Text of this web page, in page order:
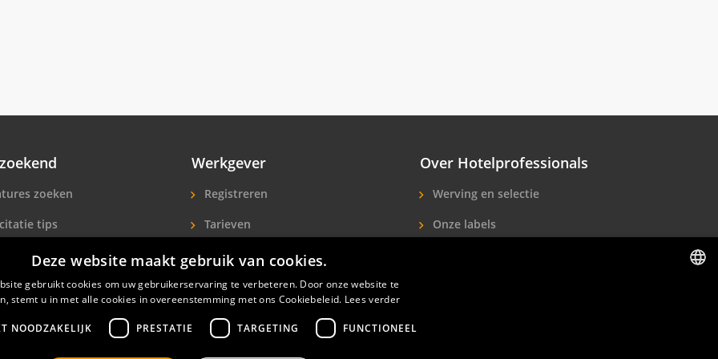
zoeken
tips
A-Z
Werkgever
Registreren
Tarieven
Extra aandacht
Hotelpersoneel zoeken
Over Hotelprofessionals
Werving en selectie
Onze labels
Deze website maakt gebruik van cookies.
gebruikt cookies om uw gebruikerservaring te verbeteren. Door onze website te
stemt u in met alle cookies in overeenstemming met ons Cookiebeleid. Lees verder
NOODZAKELIJK PRESTATIE TARGETING FUNCTIONEEL